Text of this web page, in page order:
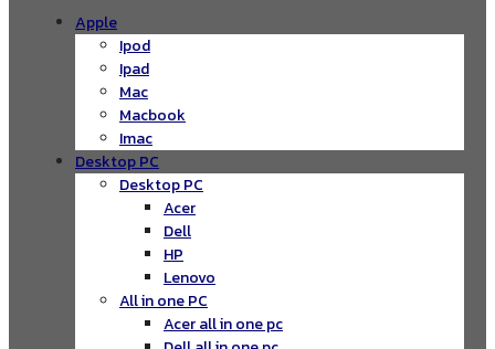
Apple
Ipod
Ipad
Mac
Macbook
Imac
Desktop PC
Desktop PC
Acer
Dell
HP
Lenovo
All in one PC
Acer all in one pc